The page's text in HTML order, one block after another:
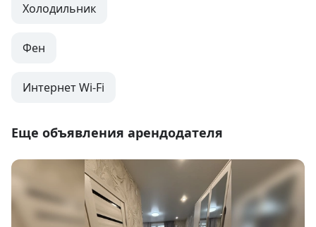
Холодильник
Фен
Интернет Wi-Fi
Еще объявления арендодателя